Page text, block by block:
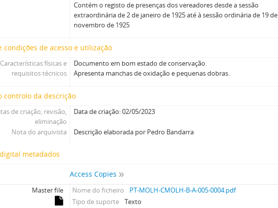
Contém o registo de presenças dos vereadores desde a sessão
extraordinária de 2 de janeiro de 1925 até à sessão ordinária de 19 de
novembro de 1925
condições de acesso e utilização
Características físicas e
requisitos técnicos
Documento em bom estado de conservação.
Apresenta manchas de oxidação e pequenas dobras.
controlo da descrição
de criação, revisão,
eliminação
Data de criação: 02/05/2023
Nota do arquivista Descrição elaborada por Pedro Bandarra
metadados
Access Copies
Master file Nome do ficheiro
PT-MOLH-CMOLH-B-A-005-0004.pdf
Tipo de suporte
Texto